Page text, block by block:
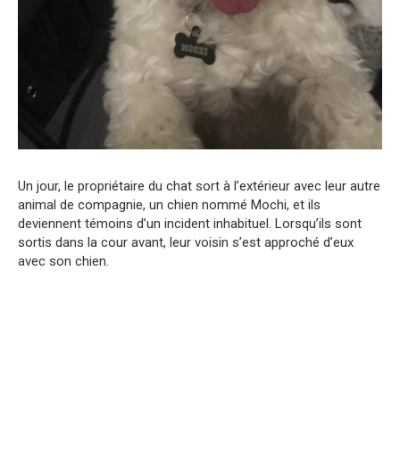
Un jour, le propriétaire du chat sort à l’extérieur avec leur autre
animal de compagnie, un chien nommé Mochi, et ils
deviennent témoins d’un incident inhabituel. Lorsqu’ils sont
sortis dans la cour avant, leur voisin s’est approché d’eux
avec son chien.